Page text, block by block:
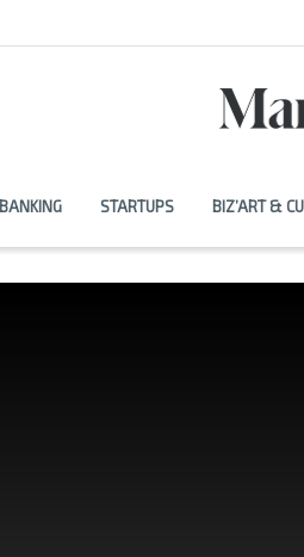
BANKING STARTUPS BIZ’ART &